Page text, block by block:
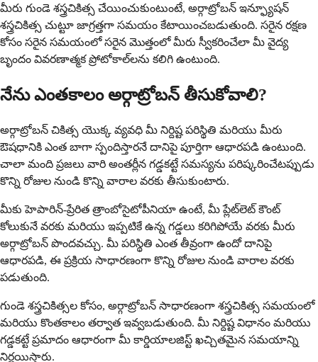
మీరు గుండె శస్త్రచికిత్స చేయించుకుంటుంటే, అర్గాట్రోబన్ ఇన్ఫ్యూషన్
శస్త్రచికిత్స చుట్టూ జాగ్రత్తగా సమయం కేటాయించబడుతుంది. సరైన రక్షణ
కోసం సరైన సమయంలో సరైన మొత్తంలో మీరు స్వీకరించేలా మీ వైద్య
బృందం వివరణాత్మక ప్రోటోకాల్‌లను కలిగి ఉంటుంది.
నేను ఎంతకాలం అర్గాట్రోబన్ తీసుకోవాలి?
అర్గాట్రోబన్ చికిత్స యొక్క వ్యవధి మీ నిర్దిష్ట పరిస్థితి మరియు మీరు
ఔషధానికి ఎంత బాగా స్పందిస్తారనే దానిపై పూర్తిగా ఆధారపడి ఉంటుంది.
చాలా మంది ప్రజలు వారి అంతర్లీన గడ్డకట్టే సమస్యను పరిష్కరించేటప్పుడు
కొన్ని రోజుల నుండి కొన్ని వారాల వరకు తీసుకుంటారు.
మీకు హెపారిన్-ప్రేరిత త్రాంబోసైటోపీనియా ఉంటే, మీ ప్లేట్‌లెట్ కౌంట్
కోలుకునే వరకు మరియు ఇప్పటికే ఉన్న గడ్డలు కరిగిపోయే వరకు మీరు
అర్గాట్రోబన్ పొందవచ్చు. మీ పరిస్థితి ఎంత తీవ్రంగా ఉందో దానిపై
ఆధారపడి, ఈ ప్రక్రియ సాధారణంగా కొన్ని రోజుల నుండి వారాల వరకు
పడుతుంది.
గుండె శస్త్రచికిత్సల కోసం, అర్గాట్రోబన్ సాధారణంగా శస్త్రచికిత్స సమయంలో
మరియు కొంతకాలం తర్వాత ఇవ్వబడుతుంది. మీ నిర్దిష్ట విధానం మరియు
గడ్డకట్టే ప్రమాదం ఆధారంగా మీ కార్డియాలజిస్ట్ ఖచ్చితమైన సమయాన్ని
నిర్ణయిస్తారు.